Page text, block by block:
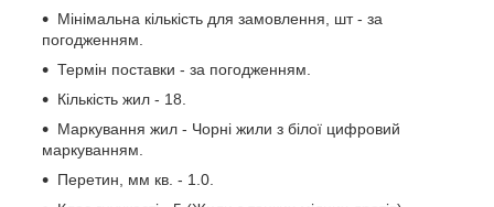
Мінімальна кількість для замовлення, шт - за
погодженням.
Термін поставки - за погодженням.
Кількість жил - 18.
Маркування жил - Чорні жили з білої цифровий
маркуванням.
Перетин, мм кв. - 1.0.